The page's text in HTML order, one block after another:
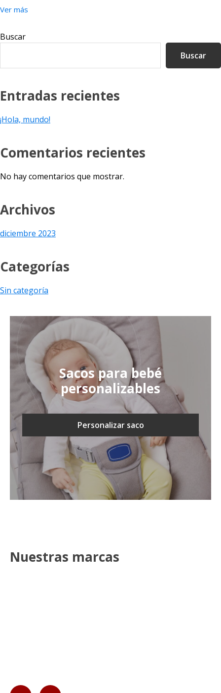
Ver más
Barra
principal
Buscar
Buscar
Entradas recientes
¡Hola, mundo!
Comentarios recientes
No hay comentarios que mostrar.
Archivos
diciembre 2023
Categorías
Sin categoría
Sacos para bebé
personalizables
Personalizar saco
Nuestras marcas